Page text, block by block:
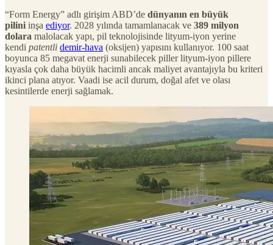
“Form Energy” adlı girişim ABD’de dünyanın en büyük
pilini inşa ediyor. 2028 yılında tamamlanacak ve 389 milyon
dolara malolacak yapı, pil teknolojisinde lityum-iyon yerine
kendi patentli demir-hava (oksijen) yapısını kullanıyor. 100 saat
boyunca 85 megavat enerji sunabilecek piller lityum-iyon pillere
kıyasla çok daha büyük hacimli ancak maliyet avantajıyla bu kriteri
ikinci plana atıyor. Vaadi ise acil durum, doğal afet ve olası
kesintilerde enerji sağlamak.